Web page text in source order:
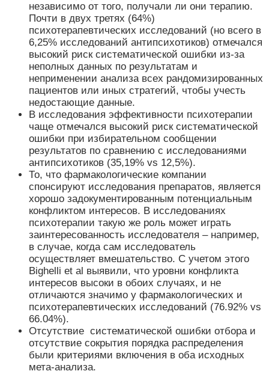
независимо от того, получали ли они терапию.
Почти в двух третях (64%)
психотерапевтических исследований (но всего в
6,25% исследований антипсихотиков) отмечался
высокий риск систематической ошибки из-за
неполных данных по результатам и
неприменении анализа всех рандомизированных
пациентов или иных стратегий, чтобы учесть
недостающие данные.
В исследования эффективности психотерапии
чаще отмечался высокий риск систематической
ошибки при избирательном сообщении
результатов по сравнению с исследованиями
антипсихотиков (35,19% vs 12,5%).
То, что фармакологические компании
спонсируют исследования препаратов, является
хорошо задокументированным потенциальным
конфликтом интересов. В исследованиях
психотерапии такую же роль может играть
заинтересованность исследователя – например,
в случае, когда сам исследователь
осуществляет вмешательство. С учетом этого
Bighelli et al выявили, что уровни конфликта
интересов высоки в обоих случаях, и не
отличаются значимо у фармакологических и
психотерапевтических исследований (76.92% vs
66.04%).
Отсутствие систематической ошибки отбора и
отсутствие сокрытия порядка распределения
были критериями включения в оба исходных
мета-анализа.